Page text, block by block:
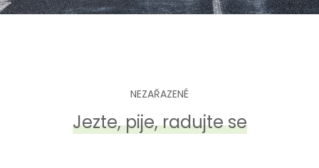
NEZAŘAZENÉ
Jezte, pije, radujte se